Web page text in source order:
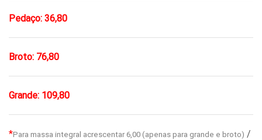
Pedaço: 36,80
Broto: 76,80
Grande: 109,80
*Para massa integral acrescentar 6,00 (apenas para grande e broto) /